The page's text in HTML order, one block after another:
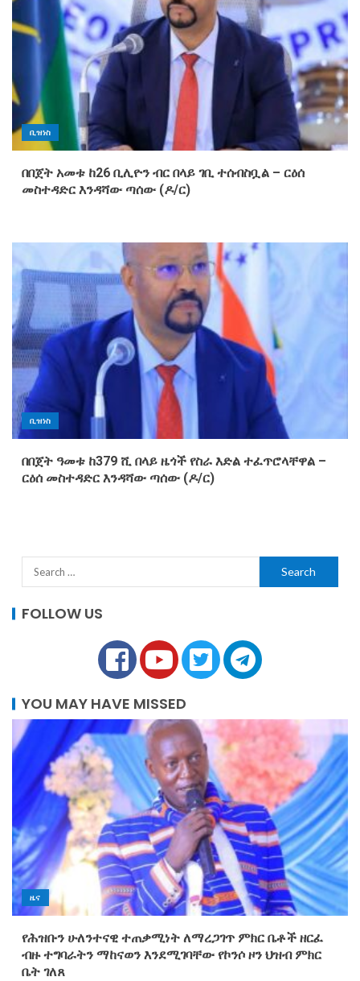
ቢዝነስ
በበጀት አመቱ ከ26 ቢሊዮን ብር በላይ ገቢ ተሰብስቧል – ርዕሰ
መስተዳድር እንዳሻው ጣሰው (ዶ/ር)
ቢዝነስ
በበጀት ዓመቱ ከ379 ሺ በላይ ዜጎች የስራ እድል ተፈጥሮላቸዋል –
ርዕሰ መስተዳድር እንዳሻው ጣሰው (ዶ/ር)
FOLLOW US
YOU MAY HAVE MISSED
ዜና
የሕዝቡን ሁለንተናዊ ተጠቃሚነት ለማረጋገጥ ምክር ቤቶች ዘርፈ
ብዙ ተግባራትን ማከናወን እንደሚገባቸው የኮንሶ ዞን ህዝብ ምክር
ቤት ገለጸ